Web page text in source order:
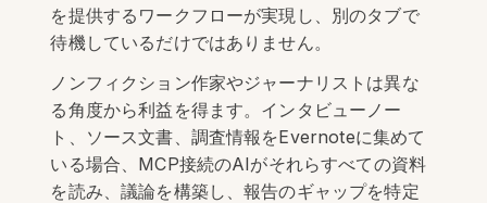
を提供するワークフローが実現し、別のタブで
待機しているだけではありません。
ノンフィクション作家やジャーナリストは異な
る角度から利益を得ます。インタビューノー
ト、ソース文書、調査情報をEvernoteに集めて
いる場合、MCP接続のAIがそれらすべての資料
を読み、議論を構築し、報告のギャップを特定